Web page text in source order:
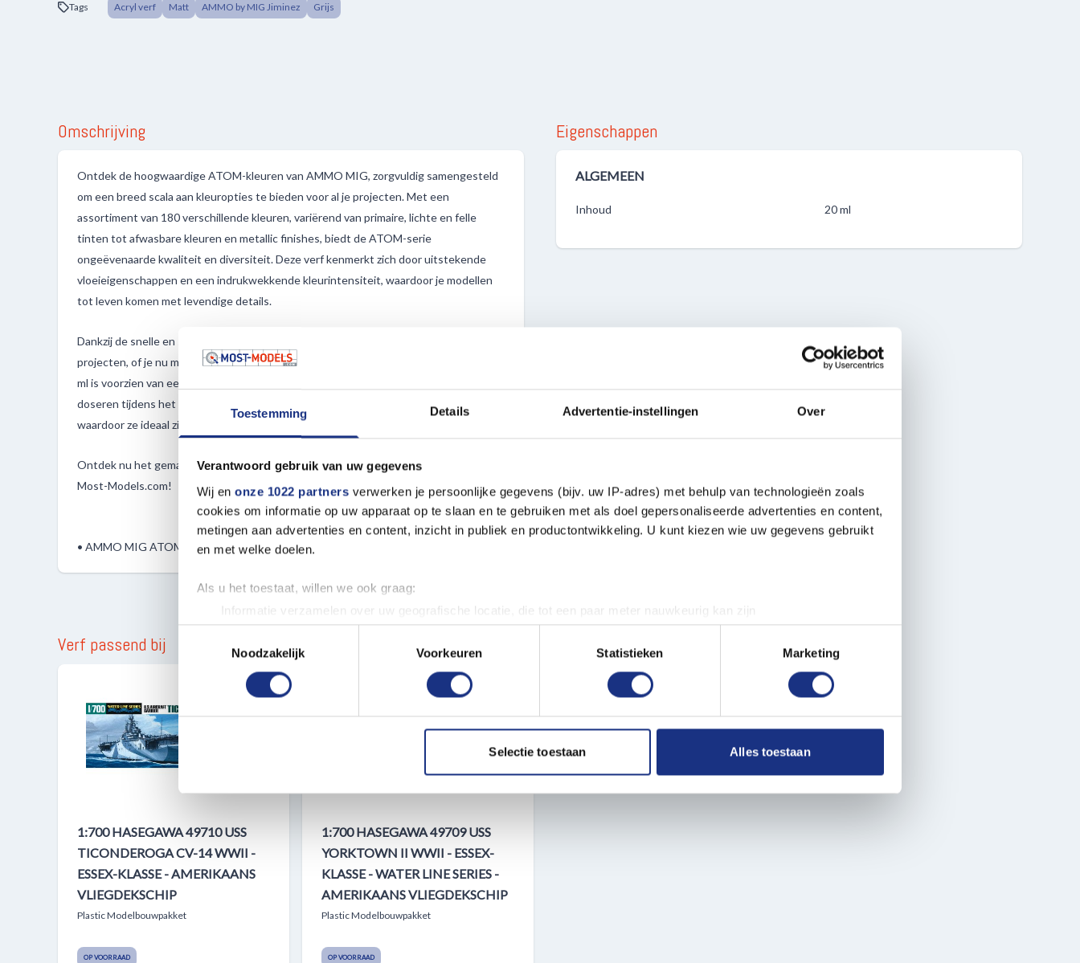
Toestemming Details Advertentie-instellingen Over
Verantwoord gebruik van uw gegevens
Wij en onze 1022 partners verwerken je persoonlijke gegevens (bijv. uw IP-adres) met behulp van technologieën zoals
cookies om informatie op uw apparaat op te slaan en te gebruiken met als doel gepersonaliseerde advertenties en content,
metingen aan advertenties en content, inzicht in publiek en productontwikkeling. U kunt kiezen wie uw gegevens gebruikt
en met welke doelen.
Als u het toestaat, willen we ook graag:
Informatie verzamelen over uw geografische locatie, die tot een paar meter nauwkeurig kan zijn
Uw apparaat identificeren door het actief te scannen op specifieke eigenschappen (fingerprinting)
Lees meer over hoe uw persoonlijke gegevens worden verwerkt en stel uw voorkeuren in het
detailgedeeltein. U kunt uw
toestemming op elk moment wijzigen of intrekken in de Cookieverklaring.
websiteverkeer te analyseren. Ook delen we informatie over uw gebruik van onze site met onze partners voor social
media, adverteren en analyse. Deze partners kunnen deze gegevens combineren met andere informatie die u aan ze heeft
Noodzakelijk
Voorkeuren Statistieken Marketing
Selectie toestaan Alles toestaan
Tags Acryl verf Matt AMMO by MIG Jiminez Grijs
Omschrijving
Ontdek de hoogwaardige ATOM-kleuren van AMMO MIG, zorgvuldig samengesteld
om een breed scala aan kleuropties te bieden voor al je projecten. Met een
assortiment van 180 verschillende kleuren, variërend van primaire, lichte en felle
tinten tot afwasbare kleuren en metallic finishes, biedt de ATOM-serie
ongeëvenaarde kwaliteit en diversiteit. Deze verf kenmerkt zich door uitstekende
vloeieigenschappen en een indrukwekkende kleurintensiteit, waardoor je modellen
tot leven komen met levendige details.
Dankzij de snelle en sterke droging van de verf kun je efficiënt werken aan je
projecten, of je nu met een penseel of een airbrush werkt. Het handige flesje van 20
ml is voorzien van een praktische eenhandsdop, waardoor je snel en gemakkelijk kunt
doseren tijdens het schilderen. Bovendien zijn deze verven niet giftig en geurloos,
waardoor ze ideaal zijn voor modelbouwenthousiastelingen en hobbyisten.
Ontdek nu het gemak en de veelzijdigheid van de ATOM-flesjes, verkrijgbaar bij
Most-Models.com!
• AMMO MIG ATOM Verf Donker Spook Grijs
Eigenschappen
ALGEMEEN
Inhoud 20 ml
Verf passend bij
1:700 HASEGAWA 49710 USS
TICONDEROGA CV-14 WWII -
ESSEX-KLASSE - AMERIKAANS
VLIEGDEKSCHIP
Plastic Modelbouwpakket
OP VOORRAAD
1:700 HASEGAWA 49709 USS
YORKTOWN II WWII - ESSEX-
KLASSE - WATER LINE SERIES -
AMERIKAANS VLIEGDEKSCHIP
Plastic Modelbouwpakket
OP VOORRAAD